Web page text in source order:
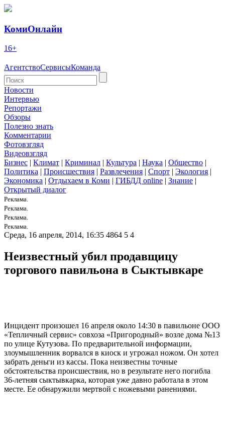
КомиОнлайн
16+
АгентствоСервисыКоманда
Новости
Интервью
Репортажи
Обзоры
Полезно знать
Комментарии
Фотовзгляд
Видеовзгляд
Бизнес | Климат | Криминал | Культура | Наука | Общество |
Политика | Происшествия | Развлечения | Спорт | Экология |
Экономика | Отдыхаем в Коми | ГИБДД online | Знание |
Открытый диалог
Реклама.
Реклама.
Реклама.
Реклама.
Среда, 16 апреля, 2014, 16:35 4864 5 4
Неизвестный убил продавщицу
торгового павильона в Сыктывкаре
Инцидент произошел 16 апреля около 14:30 в павильоне ООО
«Тепличный сервис» совхоза «Пригородный» возле дома №13
по улице Кутузова. По предварительной информации,
злоумышленник ворвался в киоск и угрожал ножом. Он хотел
забрать деньги из кассы. Пока неизвестны точные
обстоятельства происшествия, но в результате него погибла
36-летняя сыктывкарка, которая уже давно работала в этом
месте. Ее обнаружили мертвой с ножевыми ранениями.